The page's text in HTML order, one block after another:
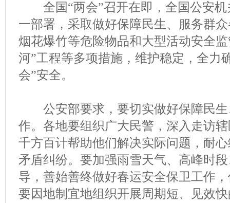
全国“两会”召开在即，全国公安机
一部署，采取做好保障民生、服务群
烟花爆竹等危险物品和大型活动安全
河”工程等多项措施，维护稳定，全力
会”安全。
公安部要求，要切实做好保障民生
作。各地要组织广大民警，深入走访
千方百计帮助他们解决实际问题，耐
矛盾纠纷。要加强雨雪天气、高峰时
导，善始善终做好春运安全保卫工作
要因地制宜地组织开展周期短、见效